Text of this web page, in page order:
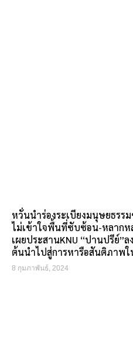
หวั่นนำร่องระเบียงมนุษยธรร
ไม่เข้าใจพื้นที่ซับซ้อน-หลากห
เผยประสานKNU “ปานปรีย์”
ต้นนำไปสู่การหารือสันติภาพ
8 กุมภาพันธ์, 2024